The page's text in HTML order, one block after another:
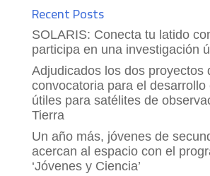
Recent Posts
SOLARIS: Conecta tu latido
participa en una investigación
Adjudicados los dos proyectos
convocatoria para el desarrollo
útiles para satélites de
Tierra
Un año más, jóvenes de
acercan al espacio con el
‘Jóvenes y Ciencia’